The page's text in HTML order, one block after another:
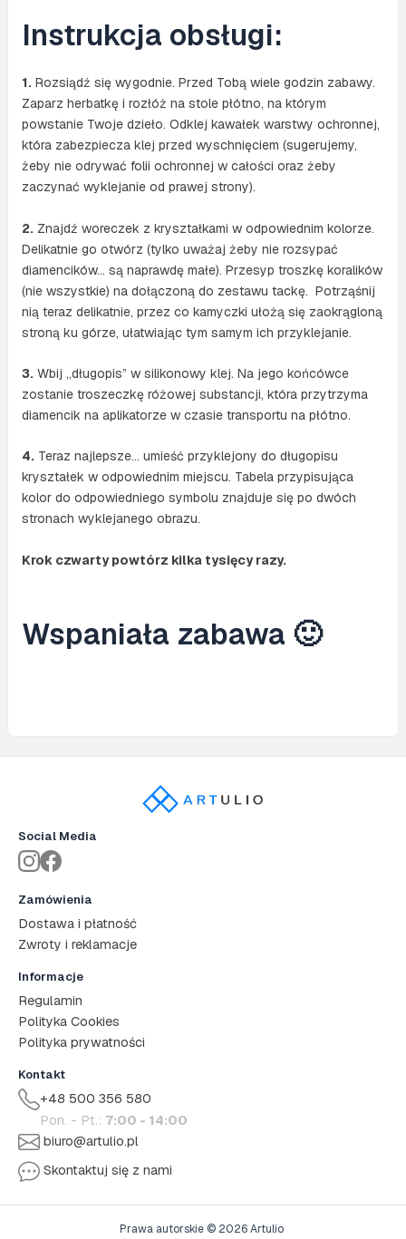
Instrukcja obsługi:
1.Rozsiądź się wygodnie. Przed Tobą wiele godzin zabawy.
Zaparz herbatkę i rozłóż na stole płótno, na którym
powstanie Twoje dzieło. Odklej kawałek warstwy ochronnej,
która zabezpiecza klej przed wyschnięciem (sugerujemy,
żeby nie odrywać folii ochronnej w całości oraz żeby
zaczynać wyklejanie od prawej strony).
2.Znajdź woreczek z kryształkami w odpowiednim kolorze.
Delikatnie go otwórz (tylko uważaj żeby nie rozsypać
diamencików… są naprawdę małe). Przesyp troszkę koralików
(nie wszystkie) na dołączoną do zestawu tackę. Potrząśnij
nią teraz delikatnie, przez co kamyczki ułożą się zaokrągloną
stroną ku górze, ułatwiając tym samym ich przyklejanie.
3.Wbij „długopis” w silikonowy klej. Na jego końcówce
zostanie troszeczkę różowej substancji, która przytrzyma
diamencik na aplikatorze w czasie transportu na płótno.
4.Teraz najlepsze… umieść przyklejony do długopisu
kryształek w odpowiednim miejscu. Tabela przypisująca
kolor do odpowiedniego symbolu znajduje się po dwóch
stronach wyklejanego obrazu.
Krok czwarty powtórz kilka tysięcy razy.
Wspaniała zabawa 🙂
Zamówienia
Dostawa i płatność
Zwroty i reklamacje
Informacje
Regulamin
Polityka Cookies
Polityka prywatności
Kontakt
+48 500 356 580
Pon. - Pt.: 7:00 - 14:00
biuro@artulio.pl
Skontaktuj się z nami
Social Media
Prawa autorskie © 2026 Artulio